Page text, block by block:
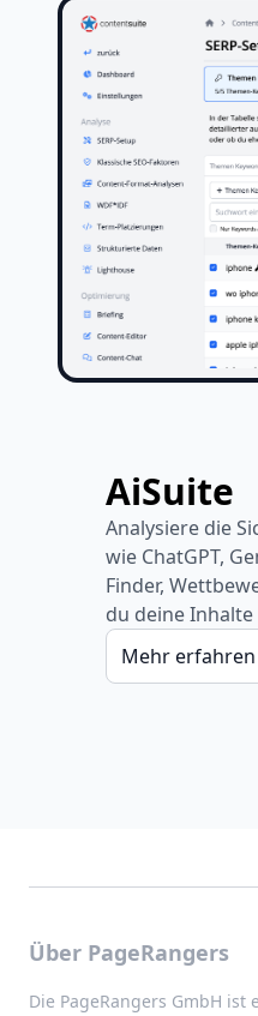
AiSuite
Analysiere die
wie ChatGPT,
Finder,
du deine
Mehr erfahren
Über PageRangers
Die PageRangers GmbH ist